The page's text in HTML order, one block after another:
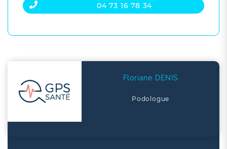
04 73 16 78 34
Floriane DENIS
Podologue